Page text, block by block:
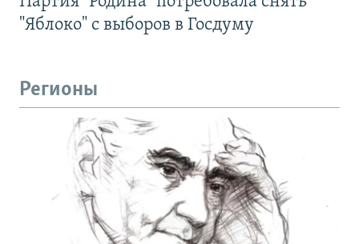
"Яблоко" с выборов в Госдуму
Регионы